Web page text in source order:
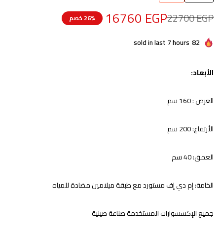
22700EGP
16760 EGP 26% خصم
82
sold in last 7 hours
الأبعاد:
العرض : 160 سم
الأرتفاع: 200 سم
العمق: 40 سم
الخامة:إم دي إف مستورد مع طبقة ميلامين مضادة للمياه
جميع الإكسسوارات المستخدمة صناعة صينية